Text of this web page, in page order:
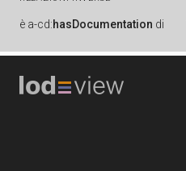
è a-cd:hasDocumentation di